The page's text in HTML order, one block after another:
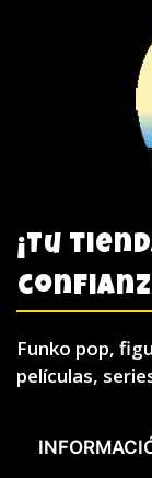
¡Tu
Funko pop,
películas,